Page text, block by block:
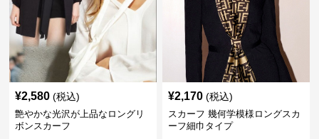
¥2,580 (税込)
艶やかな光沢が上品なロングリ
ボンスカーフ
¥2,170 (税込)
スカーフ 幾何学模様ロングスカ
ーフ細巾タイプ